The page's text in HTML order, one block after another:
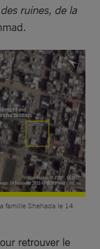
ruines, de la
famille Shehada le 14
retrouver le